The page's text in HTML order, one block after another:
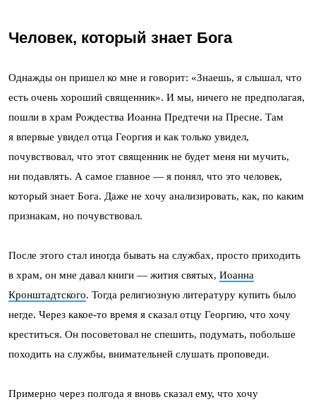
Человек, который знает Бога
Однажды он пришел ко мне и говорит: «Знаешь, я слышал, что
есть очень хороший священник». И мы, ничего не предполагая,
пошли в храм Рождества Иоанна Предтечи на Пресне. Там
я впервые увидел отца Георгия и как только увидел,
почувствовал, что этот священник не будет меня ни мучить,
ни подавлять. А самое главное — я понял, что это человек,
который знает Бога. Даже не хочу анализировать, как, по каким
признакам, но почувствовал.
После этого стал иногда бывать на службах, просто приходить
в храм, он мне давал книги — жития святых, Иоанна
Кронштадтского. Тогда религиозную литературу купить было
негде. Через какое-то время я сказал отцу Георгию, что хочу
креститься. Он посоветовал не спешить, подумать, побольше
походить на службы, внимательней слушать проповеди.
Примерно через полгода я вновь сказал ему, что хочу